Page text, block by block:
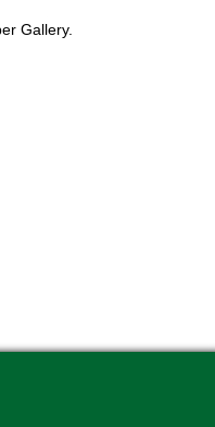
Gallery.